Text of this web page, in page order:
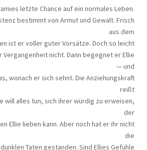
letzte Chance auf ein normales Leben.
bestimmt von Armut und Gewalt. Frisch
aus dem
ist er voller guter Vorsätze. Doch so leicht
nicht. Dann begegnet er Ellie
— und
wonach er sich sehnt. Die Anziehungskraft
reißt
will alles tun, sich ihrer würdig zu erweisen,
der
Ellie lieben kann. Aber noch hat er ihr nicht
die
Taten gestanden. Sind Ellies Gefühle